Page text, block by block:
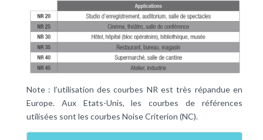
Note : l’utilisation des courbes NR est très répandue en
Europe. Aux Etats-Unis, les courbes de références
utilisées sont les courbes Noise Criterion (NC).